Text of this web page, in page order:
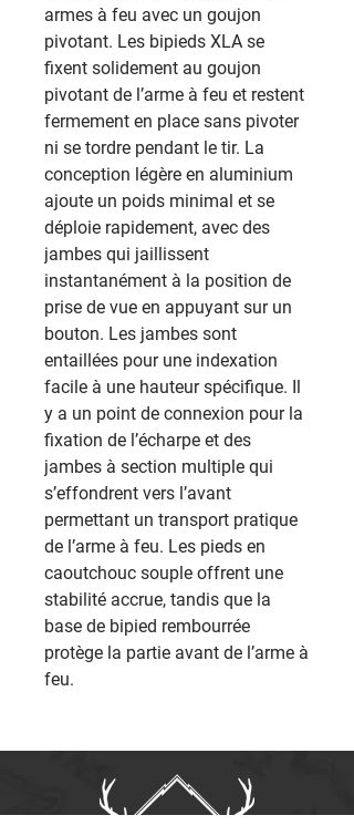
armes à feu avec un goujon
pivotant. Les bipieds XLA se
fixent solidement au goujon
pivotant de l’arme à feu et restent
fermement en place sans pivoter
ni se tordre pendant le tir. La
conception légère en aluminium
ajoute un poids minimal et se
déploie rapidement, avec des
jambes qui jaillissent
instantanément à la position de
prise de vue en appuyant sur un
bouton. Les jambes sont
entaillées pour une indexation
facile à une hauteur spécifique. Il
y a un point de connexion pour la
fixation de l’écharpe et des
jambes à section multiple qui
s’effondrent vers l’avant
permettant un transport pratique
de l’arme à feu. Les pieds en
caoutchouc souple offrent une
stabilité accrue, tandis que la
base de bipied rembourrée
protège la partie avant de l’arme à
feu.